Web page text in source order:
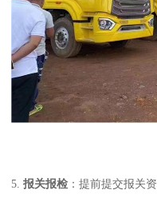
5.报关报检 ：提前提交报关